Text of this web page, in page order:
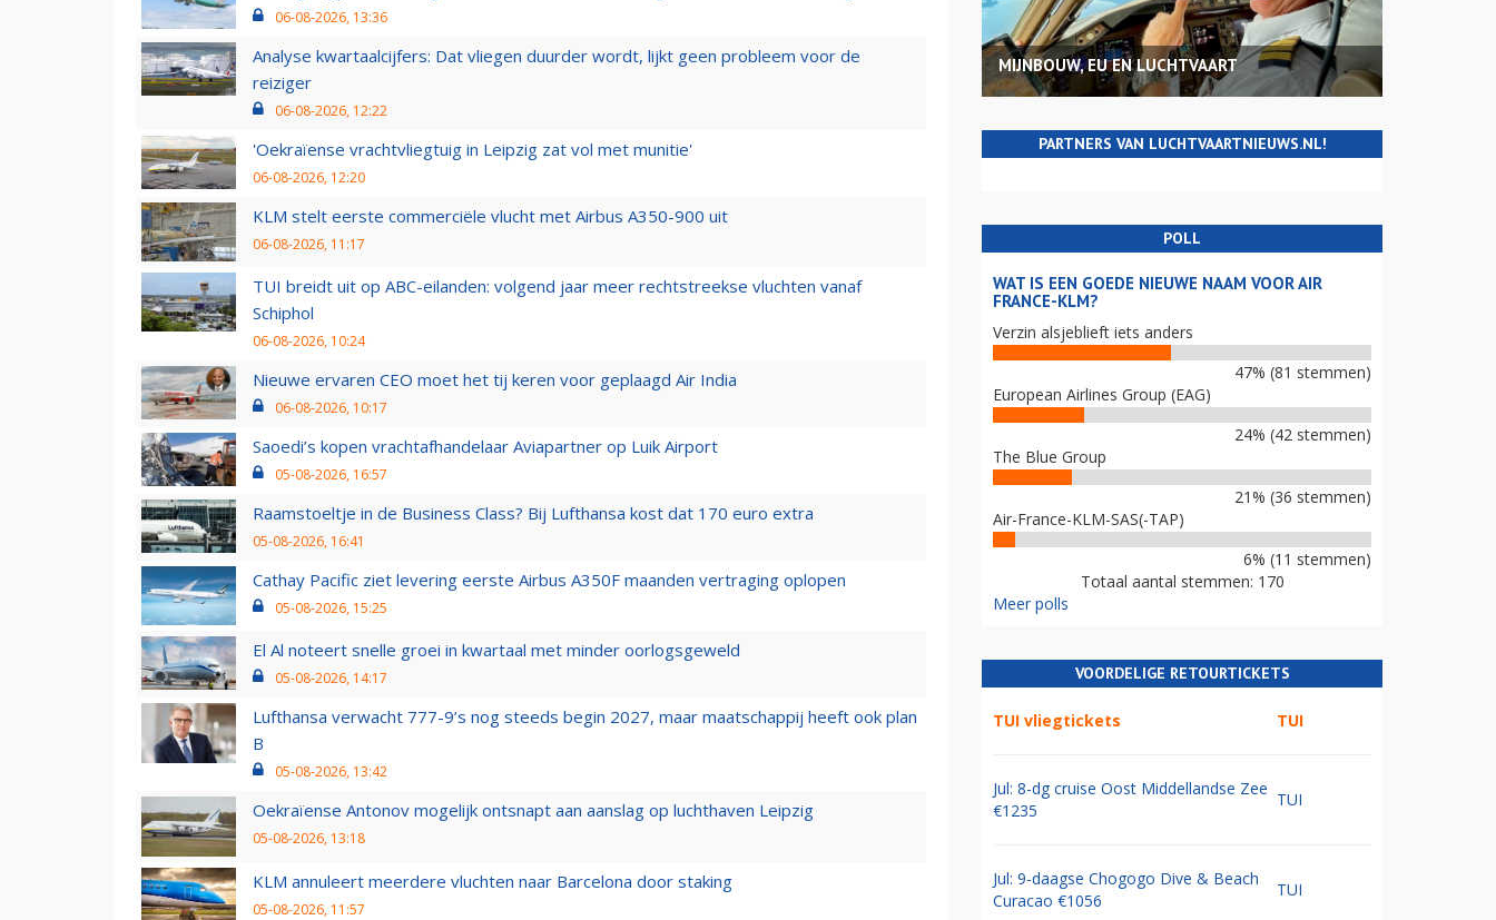
06-08-2026, 13:36
Analyse kwartaalcijfers: Dat vliegen duurder wordt, lijkt geen probleem voor de
reiziger
06-08-2026, 12:22
'Oekraïense vrachtvliegtuig in Leipzig zat vol met munitie'
06-08-2026, 12:20
KLM stelt eerste commerciële vlucht met Airbus A350-900 uit
06-08-2026, 11:17
TUI breidt uit op ABC-eilanden: volgend jaar meer rechtstreekse vluchten vanaf
Schiphol
06-08-2026, 10:24
Nieuwe ervaren CEO moet het tij keren voor geplaagd Air India
06-08-2026, 10:17
Saoedi’s kopen vrachtafhandelaar Aviapartner op Luik Airport
05-08-2026, 16:57
Raamstoeltje in de Business Class? Bij Lufthansa kost dat 170 euro extra
05-08-2026, 16:41
Cathay Pacific ziet levering eerste Airbus A350F maanden vertraging oplopen
05-08-2026, 15:25
El Al noteert snelle groei in kwartaal met minder oorlogsgeweld
05-08-2026, 14:17
Lufthansa verwacht 777-9’s nog steeds begin 2027, maar maatschappij heeft ook plan
B
05-08-2026, 13:42
Oekraïense Antonov mogelijk ontsnapt aan aanslag op luchthaven Leipzig
05-08-2026, 13:18
KLM annuleert meerdere vluchten naar Barcelona door staking
05-08-2026, 11:57
MIJNBOUW, EU EN LUCHTVAART
PARTNERS VAN LUCHTVAARTNIEUWS.NL!
POLL
WAT IS EEN GOEDE NIEUWE NAAM VOOR AIR
FRANCE-KLM?
Verzin alsjeblieft iets anders
47% (81 stemmen)
European Airlines Group (EAG)
24% (42 stemmen)
The Blue Group
21% (36 stemmen)
Air-France-KLM-SAS(-TAP)
6% (11 stemmen)
Totaal aantal stemmen: 170
Meer polls
VOORDELIGE RETOURTICKETS
TUI vliegtickets TUI
Jul: 8-dg cruise Oost Middellandse Zee
€1235
TUI
Jul: 9-daagse Chogogo Dive & Beach
Curacao €1056
TUI